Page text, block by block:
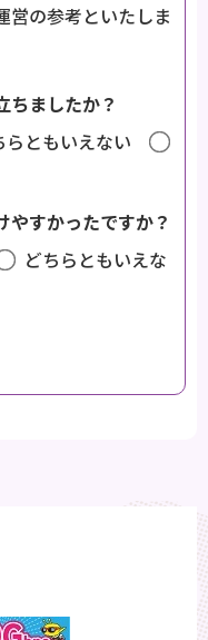
営の参考といたしま
ちましたか？
らともいえない
やすかったですか？
どちらともいえな